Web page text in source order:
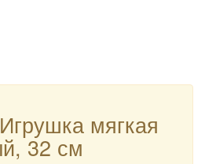
мягкая
32 см